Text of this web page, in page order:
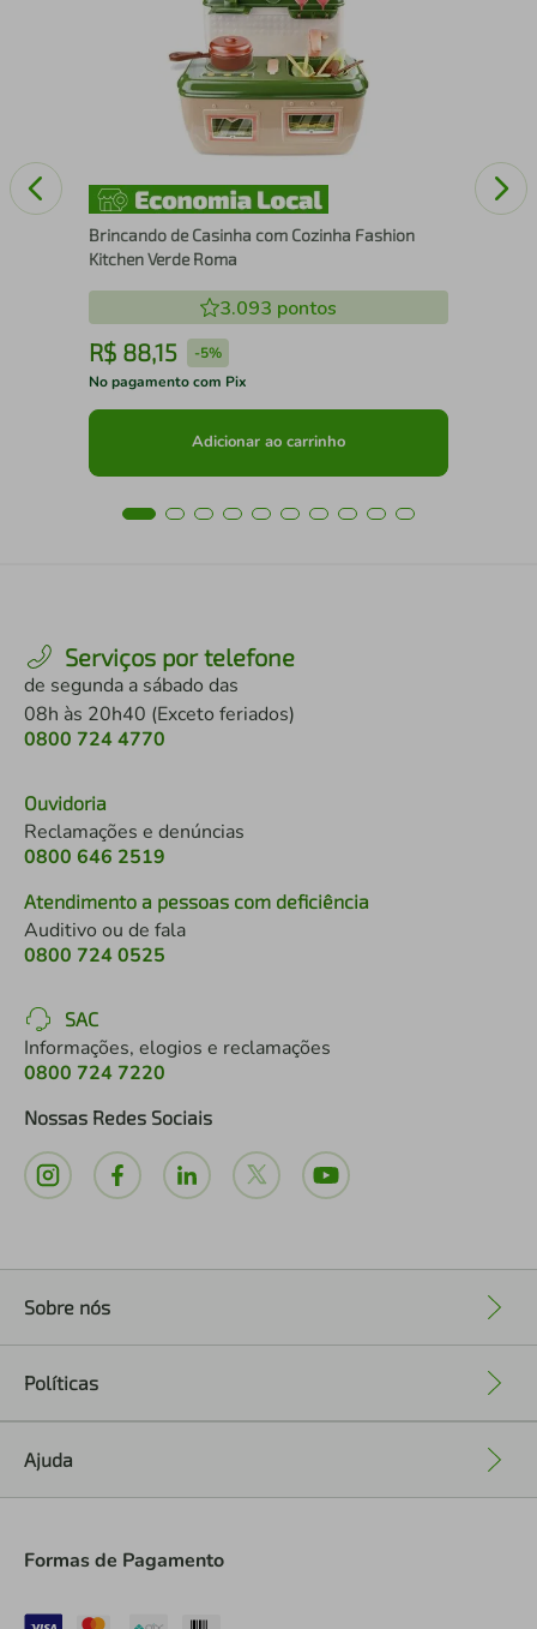
Brincando de Casinha com Cozinha Fashion
Kitchen Verde Roma
3.093 pontos
R$ 88,15 -5%
No pagamento com Pix
Adicionar ao carrinho
Serviços por telefone
de segunda a sábado das
08h às 20h40 (Exceto feriados)
0800 724 4770
Ouvidoria
Reclamações e denúncias
0800 646 2519
Atendimento a pessoas com deficiência
Auditivo ou de fala
0800 724 0525
SAC
Informações, elogios e reclamações
0800 724 7220
Nossas Redes Sociais
Sobre nós
Políticas
Ajuda
Formas de Pagamento